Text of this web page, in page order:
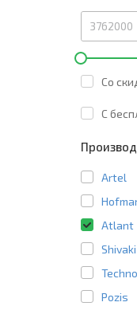
Со
C
Artel
Atlant
Shivaki
Pozis